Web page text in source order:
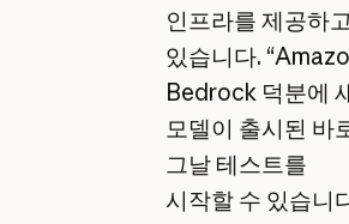
인프라를 제공하
있습니다.
Bedrock 덕분에
모델이 출시된 바
그날 테스트를
시작할 수 있습니